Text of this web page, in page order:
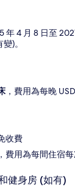
年 4 月 8 日至
)。
，費用為每晚
收費
費用為每間住宿
健身房 (如有)